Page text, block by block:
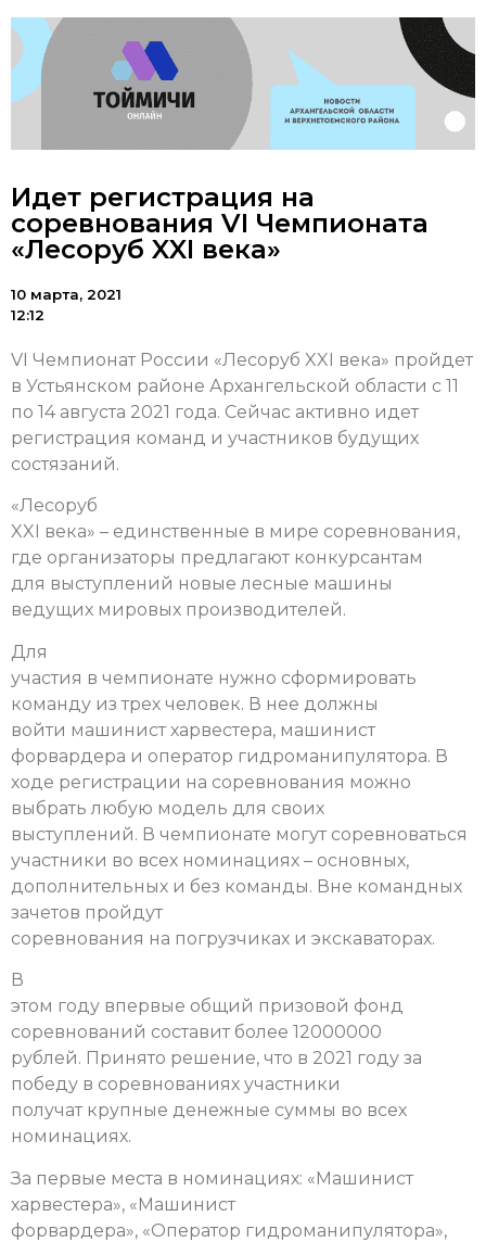
Идет регистрация на
соревнования VI Чемпионата
«Лесоруб XXI века»
10 марта, 2021
12:12
VI Чемпионат России «Лесоруб XXI века» пройдет
в Устьянском районе Архангельской области с 11
по 14 августа 2021 года. Сейчас активно идет
регистрация команд и участников будущих
состязаний.
«Лесоруб
XXI века» – единственные в мире соревнования,
где организаторы предлагают конкурсантам
для выступлений новые лесные машины
ведущих мировых производителей.
Для
участия в чемпионате нужно сформировать
команду из трех человек. В нее должны
войти машинист харвестера, машинист
форвардера и оператор гидроманипулятора. В
ходе регистрации на соревнования можно
выбрать любую модель для своих
выступлений. В чемпионате могут соревноваться
участники во всех номинациях – основных,
дополнительных и без команды. Вне командных
зачетов пройдут
соревнования на погрузчиках и экскаваторах.
В
этом году впервые общий призовой фонд
соревнований составит более 12000000
рублей. Принято решение, что в 2021 году за
победу в соревнованиях участники
получат крупные денежные суммы во всех
номинациях.
За первые места в номинациях: «Машинист
харвестера», «Машинист
форвардера», «Оператор гидроманипулятора»,